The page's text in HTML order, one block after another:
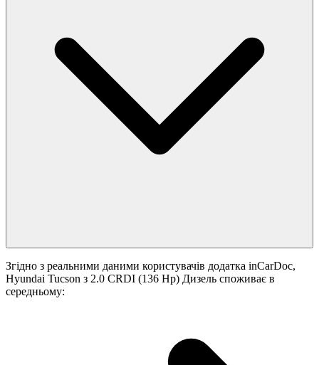
Згідно з реальними даними користувачів додатка inCarDoc,
Hyundai Tucson з 2.0 CRDI (136 Hp) Дизель споживає в
середньому: